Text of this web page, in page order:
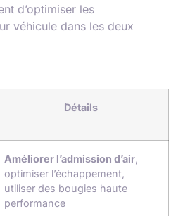
d’optimiser les
véhicule dans les deux
Détails
Améliorer l’admission d’air,
optimiser l’échappement,
utiliser des bougies haute
performance